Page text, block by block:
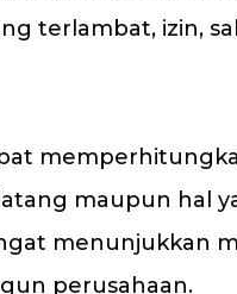
terlambat, izin,
maupun hal
menunjukkan
perusahaan.